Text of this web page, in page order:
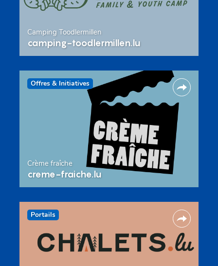
Camping Toodlermillen
camping-toodlermillen.lu
Offres & Initiatives
Crème fraîche
creme-fraiche.lu
Portails